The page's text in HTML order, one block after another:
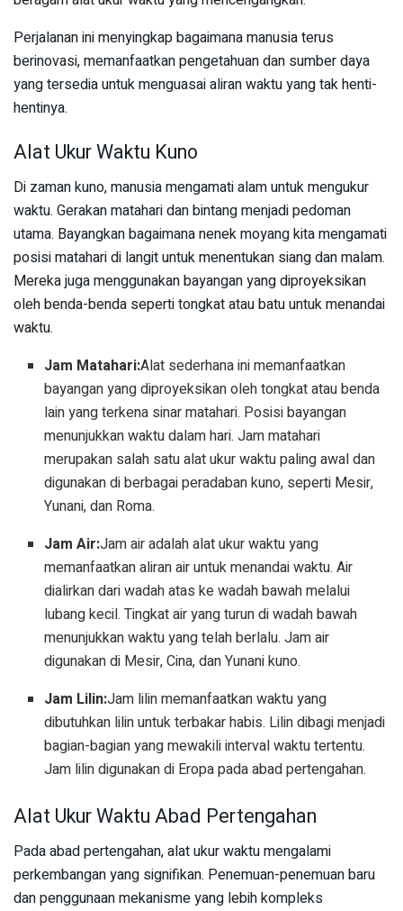
Perjalanan ini menyingkap bagaimana manusia terus
berinovasi, memanfaatkan pengetahuan dan sumber daya
yang tersedia untuk menguasai aliran waktu yang tak henti-
hentinya.
Alat Ukur Waktu Kuno
Di zaman kuno, manusia mengamati alam untuk mengukur
waktu. Gerakan matahari dan bintang menjadi pedoman
utama. Bayangkan bagaimana nenek moyang kita mengamati
posisi matahari di langit untuk menentukan siang dan malam.
Mereka juga menggunakan bayangan yang diproyeksikan
oleh benda-benda seperti tongkat atau batu untuk menandai
waktu.
Jam Matahari:Alat sederhana ini memanfaatkan
bayangan yang diproyeksikan oleh tongkat atau benda
lain yang terkena sinar matahari. Posisi bayangan
menunjukkan waktu dalam hari. Jam matahari
merupakan salah satu alat ukur waktu paling awal dan
digunakan di berbagai peradaban kuno, seperti Mesir,
Yunani, dan Roma.
Jam Air:Jam air adalah alat ukur waktu yang
memanfaatkan aliran air untuk menandai waktu. Air
dialirkan dari wadah atas ke wadah bawah melalui
lubang kecil. Tingkat air yang turun di wadah bawah
menunjukkan waktu yang telah berlalu. Jam air
digunakan di Mesir, Cina, dan Yunani kuno.
Jam Lilin:Jam lilin memanfaatkan waktu yang
dibutuhkan lilin untuk terbakar habis. Lilin dibagi menjadi
bagian-bagian yang mewakili interval waktu tertentu.
Jam lilin digunakan di Eropa pada abad pertengahan.
Alat Ukur Waktu Abad Pertengahan
Pada abad pertengahan, alat ukur waktu mengalami
perkembangan yang signifikan. Penemuan-penemuan baru
dan penggunaan mekanisme yang lebih kompleks